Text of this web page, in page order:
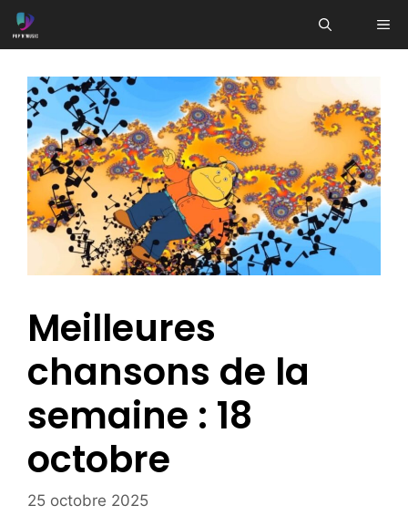
Aller
au
Meilleures
chansons de la
semaine : 18
octobre
25 octobre 2025